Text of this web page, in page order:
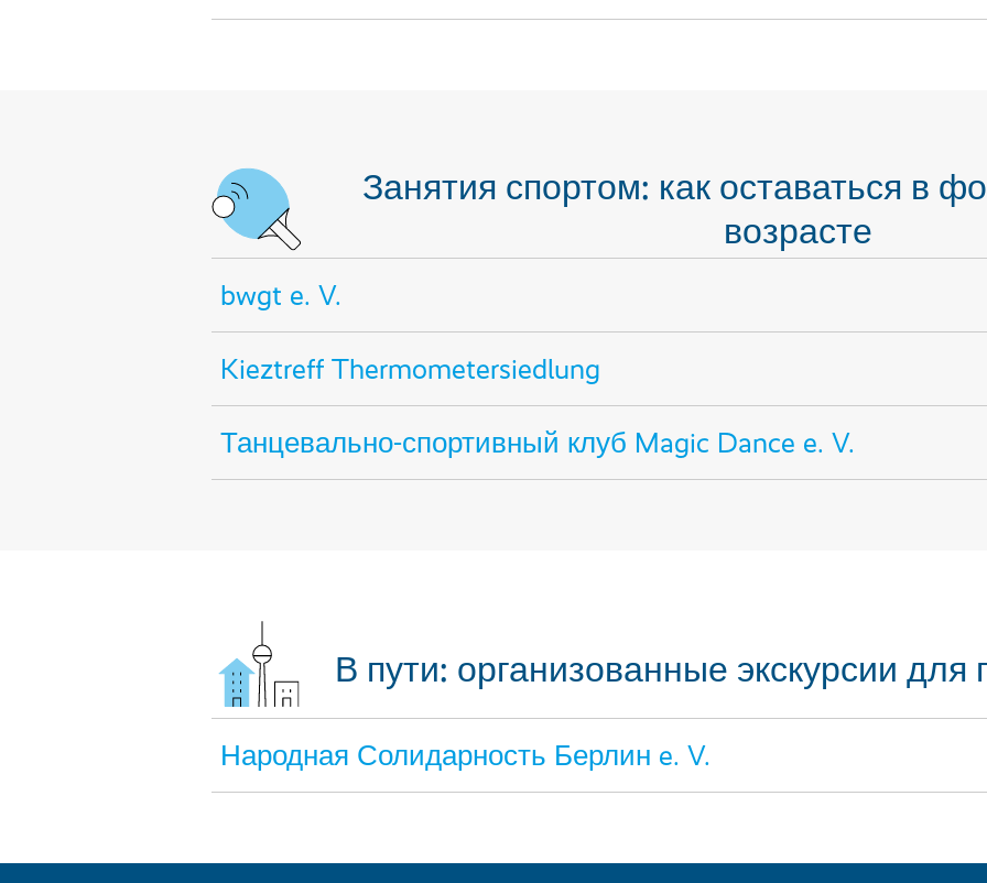
Занятия спортом: как оставаться в
возрасте
bwgt e. V.
Kieztreff Thermometersiedlung
Танцевально-спортивный клуб Magic Dance e. V.
В пути: организованные экскурсии
Народная Солидарность Берлин e. V.